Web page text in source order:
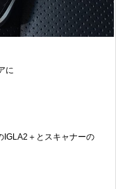
に
IGLA2＋とスキャナーの